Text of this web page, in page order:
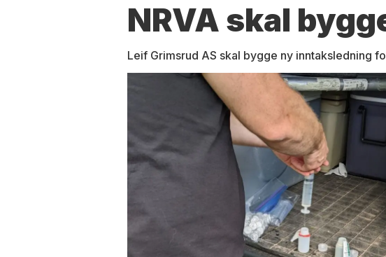
NRVA skal
Leif Grimsrud AS skal bygge ny inntaksledning